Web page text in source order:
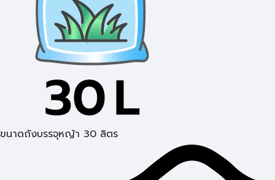
ขนาดถังบรรจุหญ้า 30 ลิตร